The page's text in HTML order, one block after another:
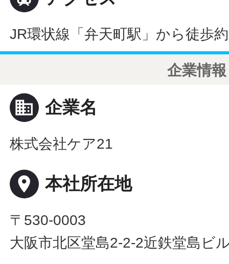
JR環状線「弁天町駅」から徒歩
企業情報
business 企業名
株式会社ケア21
place 本社所在地
〒530-0003
大阪市北区堂島2-2-2近鉄堂島ビ